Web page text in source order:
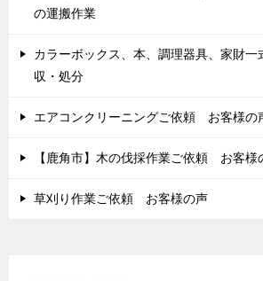
の運搬作業
カラーボックス、本、調理器具、家財一
収・処分
エアコンクリーニングご依頼 お客様の
【鹿角市】木の伐採作業ご依頼 お客様
草刈り作業ご依頼 お客様の声